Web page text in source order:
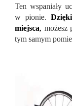
Ten wspaniały
w pionie.
miejsca, możesz
tym samym